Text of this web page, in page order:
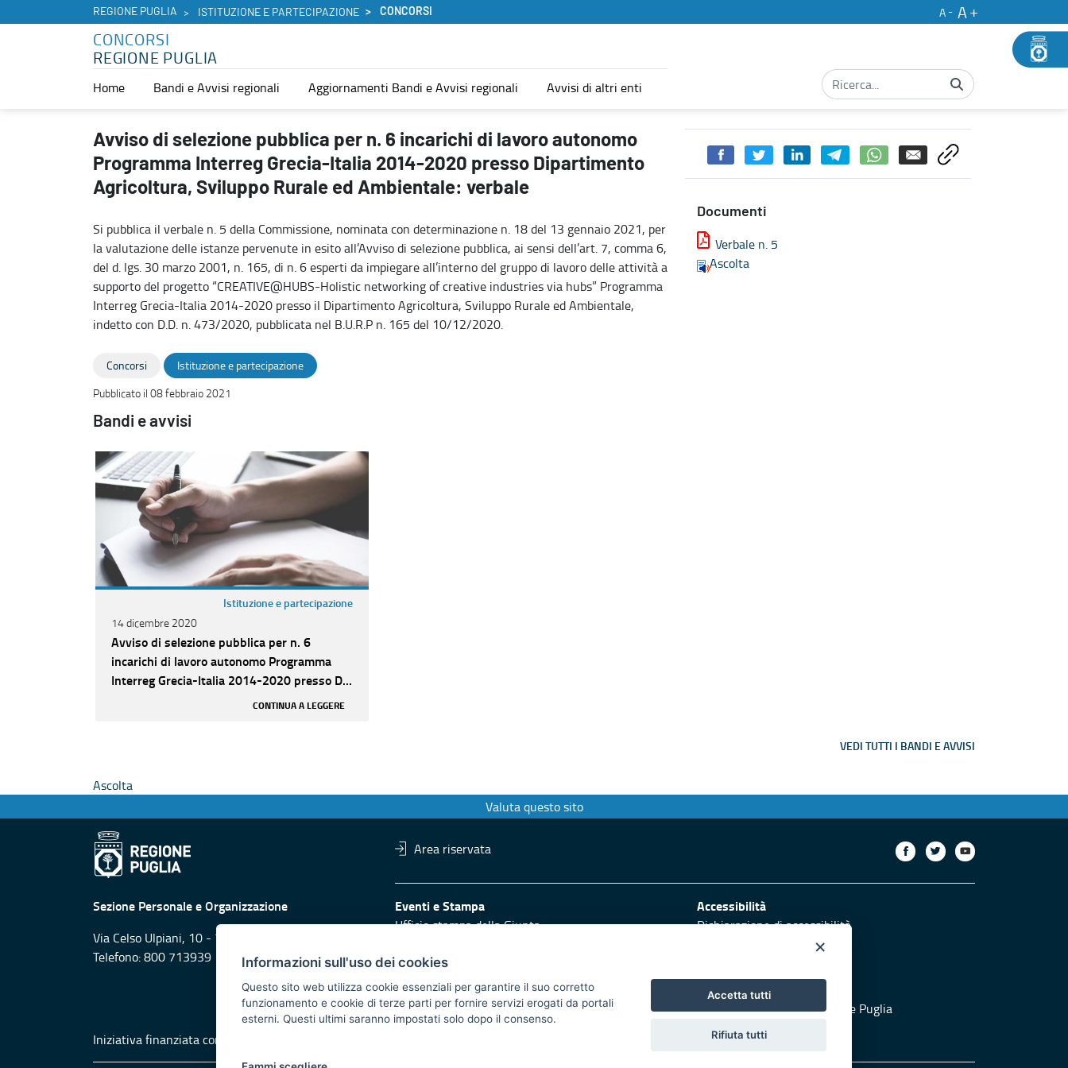
REGIONE PUGLIA ISTITUZIONE E PARTECIPAZIONE CONCORSI A
A
CONCORSI
REGIONE PUGLIA
Home Bandi e Avvisi regionali Aggiornamenti Bandi e Avvisi regionali Avvisi di altri enti
Avviso di selezione pubblica per n. 6 incarichi di lavoro autonomo Programma Interreg Grecia-Italia 2014-2020 presso Dipartimento Agricoltura, Sviluppo Rurale ed Ambientale: verbale - Concorsi
Avviso di selezione pubblica per n. 6 incarichi di lavoro autonomo
Programma Interreg Grecia-Italia 2014-2020 presso Dipartimento
Agricoltura, Sviluppo Rurale ed Ambientale: verbale
Si pubblica il verbale n. 5 della Commissione, nominata con determinazione n. 18 del 13 gennaio 2021, per
la valutazione delle istanze pervenute in esito all’Avviso di selezione pubblica, ai sensi dell’art. 7, comma 6,
del d. lgs. 30 marzo 2001, n. 165, di n. 6 esperti da impiegare all’interno del gruppo di lavoro delle attività a
supporto del progetto “CREATIVE@HUBS-Holistic networking of creative industries via hubs” Programma
Interreg Grecia-Italia 2014-2020 presso il Dipartimento Agricoltura, Sviluppo Rurale ed Ambientale,
indetto con D.D. n. 473/2020, pubblicata nel B.U.R.P n. 165 del 10/12/2020.
Documenti
Verbale n. 5
Ascolta
Concorsi
Istituzione e partecipazione
Pubblicato il 08 febbraio 2021
Bandi e avvisi
Istituzione e partecipazione
14 dicembre 2020
Avviso di selezione pubblica per n. 6
incarichi di lavoro autonomo Programma
Interreg Grecia-Italia 2014-2020 presso D...
CONTINUA A LEGGERE
VEDI TUTTI I BANDI E AVVISI
Ascolta
Valuta questo sito
Area riservata
Sezione Personale e Organizzazione
Via Celso Ulpiani, 10 - 70125 Bari
Telefono: 800 713939
Eventi e Stampa
Ufficio stampa della Giunta
Logo e identità regionale
Accessibilità
Dichiarazione di accessibilità
Redazione
Responsabili di pubblicazione
Protezione civile
Vai al sito di Protezione Civile Puglia
Iniziativa finanziata con risorse del POR Puglia 2014/2020 - Asse XI
×
Informazioni sull'uso dei cookies
Questo sito web utilizza cookie essenziali per garantire il suo corretto
funzionamento e cookie di terze parti per fornire servizi erogati da portali
esterni. Questi ultimi saranno impostati solo dopo il consenso.
Accetta tutti
Rifiuta tutti